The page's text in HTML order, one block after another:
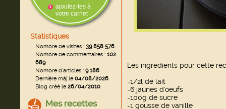
ajoutez-les à
votre carnet
Statistiques
Nombre de visites : 39 858 576
Nombre de commentaires : 102
689
Nombre d'articles : 9 186
Dernière màj le04/08/2026
Blog créé le26/04/2010
Mes recettes
Les ingrédients pour cette
-1/2l de lait
-6 jaunes d'oeufs
-100g de sucre
-1 gousse de vanille